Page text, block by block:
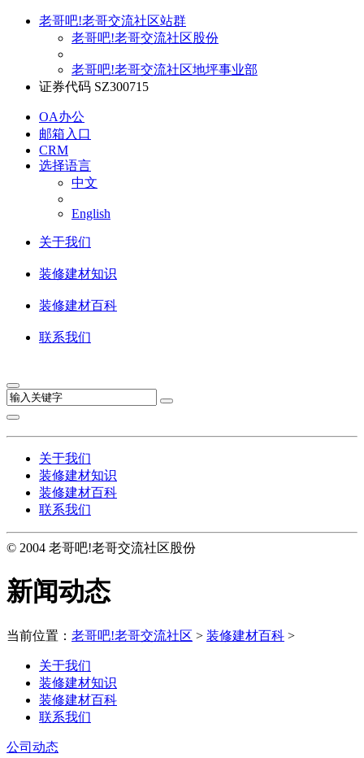
老哥吧!老哥交流社区站群
老哥吧!老哥交流社区股份
老哥吧!老哥交流社区地坪事业部
证券代码 SZ300715
OA办公
邮箱入口
CRM
选择语言
中文
English
关于我们
装修建材知识
装修建材百科
联系我们
关于我们
装修建材知识
装修建材百科
联系我们
© 2004 老哥吧!老哥交流社区股份
新闻动态
当前位置： 老哥吧!老哥交流社区 > 装修建材百科 >
关于我们
装修建材知识
装修建材百科
联系我们
公司动态